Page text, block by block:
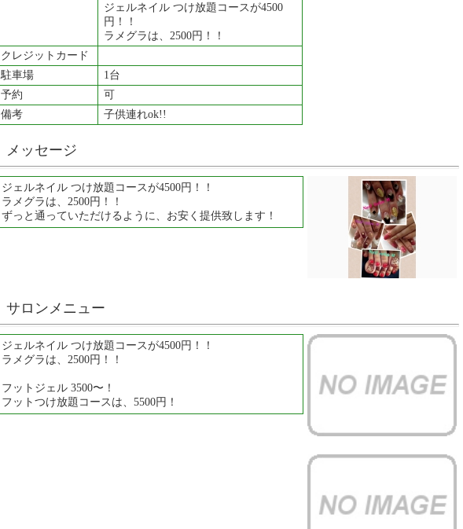
ジェルネイル つけ放題コースが4500
円！！
ラメグラは、2500円！！
クレジットカード
駐車場
1台
予約
可
備考
子供連れok!!
メッセージ
ジェルネイル つけ放題コースが4500円！！
ラメグラは、2500円！！
ずっと通っていただけるように、お安く提供致します！
サロンメニュー
ジェルネイル つけ放題コースが4500円！！
ラメグラは、2500円！！
フットジェル 3500〜！
フットつけ放題コースは、5500円！